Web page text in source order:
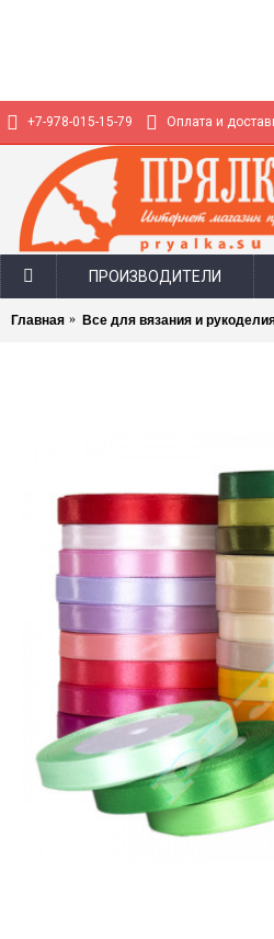
+7-978-015-15-79 Оплата и
ПРОИЗВОДИТЕЛИ
Главная Все для вязания и